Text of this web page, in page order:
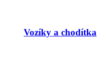
Vozíky a chodítka